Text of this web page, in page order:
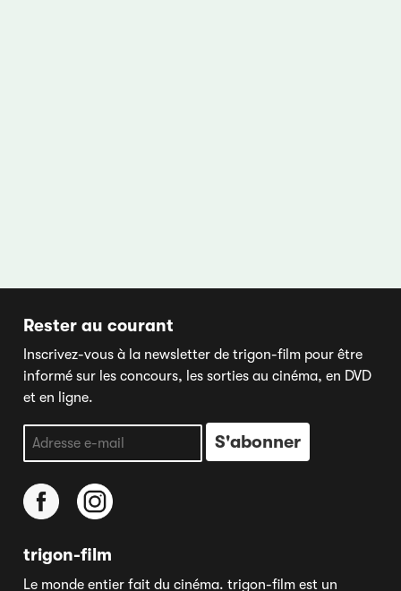
Rester au courant
Inscrivez-vous à la newsletter de trigon-film pour être
informé sur les concours, les sorties au cinéma, en DVD
et en ligne.
trigon-film
Le monde entier fait du cinéma. trigon-film est un